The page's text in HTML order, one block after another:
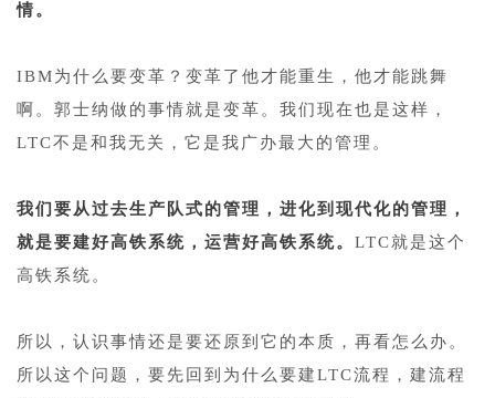
情。
IBM为什么要变革？变革了他才能重生，他才能跳舞
啊。郭士纳做的事情就是变革。我们现在也是这样，
LTC不是和我无关，它是我广办最大的管理。
我们要从过去生产队式的管理，进化到现代化的管理，
就是要建好高铁系统，运营好高铁系统。 LTC就是这个
高铁系统。
所以，认识事情还是要还原到它的本质，再看怎么办。
所以这个问题，要先回到为什么要建LTC流程，建流程